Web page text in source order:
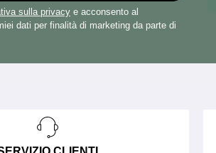
sulla privacy e acconsento al
dati per finalità di marketing da parte di